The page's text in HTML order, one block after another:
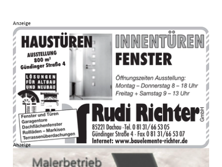
Programm mit einem umfangreichen Angebot zu
Freizeitaktivitäten, Bildung und Begegnung
erschienen.